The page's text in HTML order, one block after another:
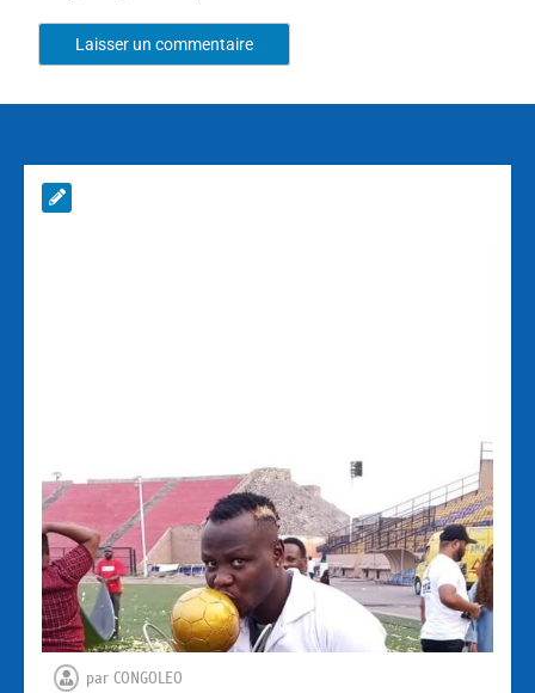
par CONGOLEO